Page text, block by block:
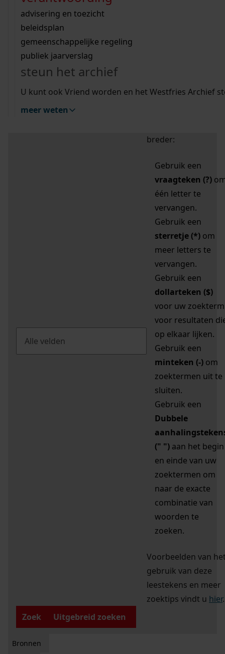
bouwvergunningen
omgevingsvergunningen
vergunningen
beeld en geluid
uitleg nodig?
Wij helpen u op weg met een aantal zoektips.
bekijk alle zoektips
Wij helpen u op weg met een aantal zoektips.
bekijk alle zoektips
bekijk ons geschiedenislokaal
advisering en toezicht
beleidsplan
gemeenschappelijke regeling
publiek jaarverslag
steun het archief
U kunt ook Vriend worden en het Westfries Archief
meer weten
zoektips
Mijn Studiezaal (inloggen)
uw zoekopdracht te
breder:
Gebruik een
vraagteken (?)
één letter te
vervangen.
Gebruik een
sterretje (*) om
meer letters te
vervangen.
Gebruik een
dollarteken ($)
voor uw zoekterm
voor resultaten
op elkaar lijken.
Gebruik een
minteken (-) om
zoektermen uit te
sluiten.
Gebruik een
Dubbele
(" ") aan het begin
en einde van uw
zoektermen om
naar de exacte
combinatie van
woorden te
zoeken.
Voorbeelden van
gebruik van deze
leestekens en meer
zoektips vindt u hier.
Zoek
Uitgebreid zoeken
Bronnen